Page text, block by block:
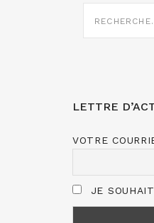
SUR
LETTRE
VOTRE
JE